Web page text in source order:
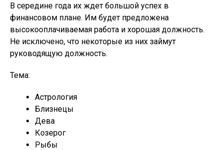
В середине года их ждет большой успех в
финансовом плане. Им будет предложена
высокооплачиваемая работа и хорошая должность.
Не исключено, что некоторые из них займут
руководящую должность.
Тема:
Астрология
Близнецы
Дева
Козерог
Рыбы